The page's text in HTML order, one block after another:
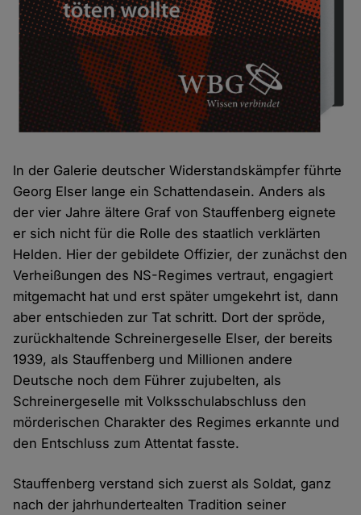
In der Galerie deutscher Widerstandskämpfer führte
Georg Elser lange ein Schattendasein. Anders als
der vier Jahre ältere Graf von Stauffenberg eignete
er sich nicht für die Rolle des staatlich verklärten
Helden. Hier der gebildete Offizier, der zunächst den
Verheißungen des NS-Regimes vertraut, engagiert
mitgemacht hat und erst später umgekehrt ist, dann
aber entschieden zur Tat schritt. Dort der spröde,
zurückhaltende Schreinergeselle Elser, der bereits
1939, als Stauffenberg und Millionen andere
Deutsche noch dem Führer zujubelten, als
Schreinergeselle mit Volksschulabschluss den
mörderischen Charakter des Regimes erkannte und
den Entschluss zum Attentat fasste.
Stauffenberg verstand sich zuerst als Soldat, ganz
nach der jahrhundertealten Tradition seiner